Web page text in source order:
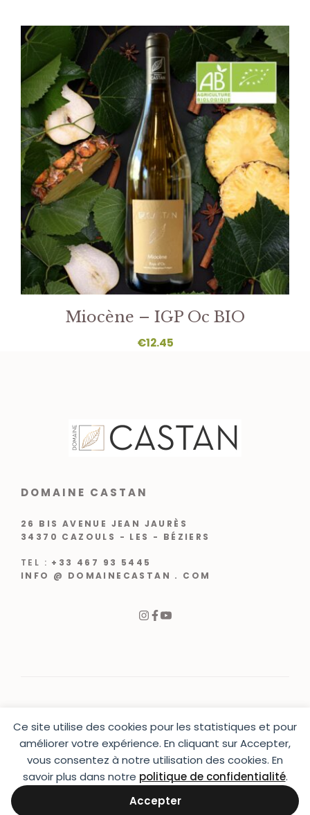
Ce site utilise des cookies pour les statistiques et pour
améliorer votre expérience. En cliquant sur Accepter,
vous consentez à notre utilisation des cookies. En
savoir plus dans notre politique de confidentialité.
Accepter
Miocène – IGP Oc BIO
€12.45
DOMAINE CASTAN
26 BIS AVENUE JEAN JAURÈS
34370 CAZOULS - LES - BÉZIERS
TEL : +33 467 93 5445
INFO @ DOMAINECASTAN . COM
CRÉATION WEB VARCHETTA
PRESSE|CONTACT|MENTIONS LÉGALES|
CGU & CGV|LIVRAISON